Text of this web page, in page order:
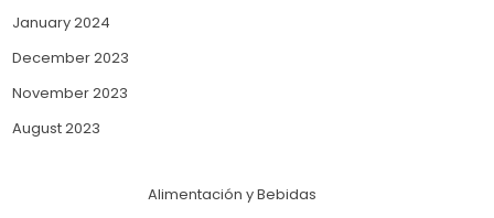
January 2024
December 2023
November 2023
August 2023
Alimentación y Bebidas